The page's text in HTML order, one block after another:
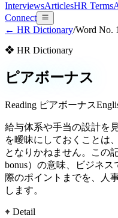
InterviewsArticlesHR Terms
Connect
← HR Dictionary/Word No.
❖ HR Dictionary
ピアボーナス
Reading ピアボーナス
給与体系や手当の設計を
を曖昧にしておくことは
となりかねません。この
bonus）の意味、ビジネ
際のポイントまでを、人
します。
⌖ Detail